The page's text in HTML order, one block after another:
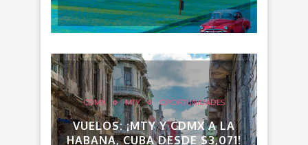
CDMX MTY OPORTUNIDADES
VUELOS: ¡MTY Y CDMX A LA
HABANA, CUBA DESDE $3,071!